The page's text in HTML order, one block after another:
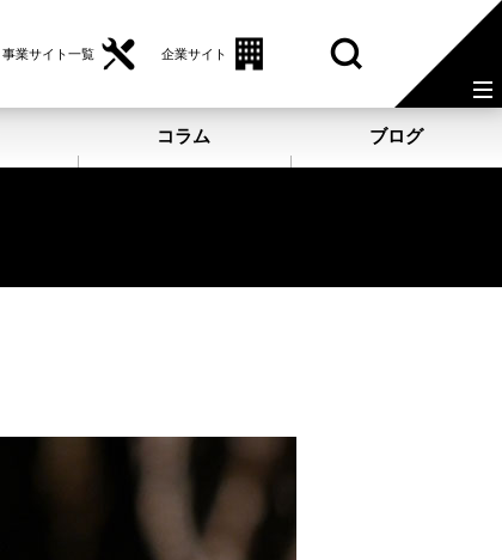
事業サイト一覧 企業サイト
コラム ブログ